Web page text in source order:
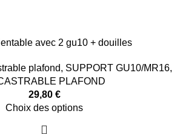
avec 2 gu10 + douilles
plafond, SUPPORT GU10/MR16,
PLAFOND
29,80 €
Choix des options